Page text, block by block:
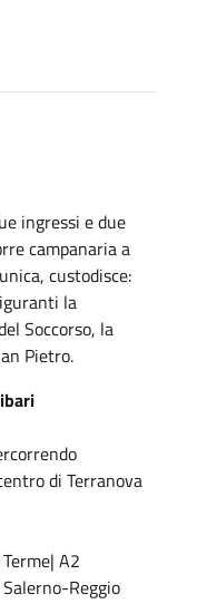
ingressi e due
campanaria a
custodisce:
la
Soccorso, la
Pietro.
di Terranova
A2
Reggio